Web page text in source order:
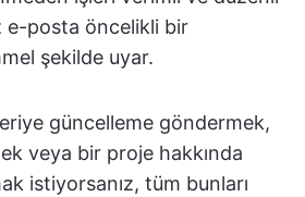
posta öncelikli bir
şekilde uyar.
güncelleme göndermek,
veya bir proje hakkında
istiyorsanız, tüm bunları